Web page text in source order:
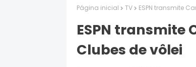
Página inicial TV ESPN transmite
ESPN transmite
Clubes de vôlei